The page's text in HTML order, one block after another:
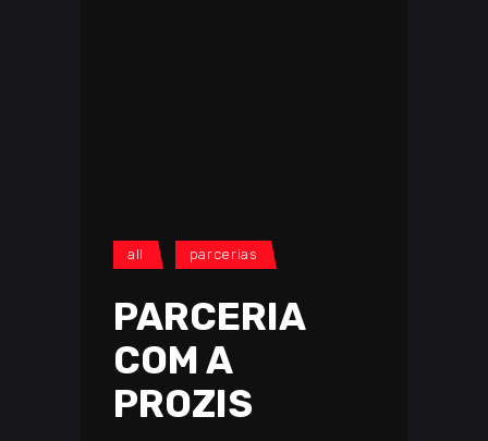
all parcerias
PARCERIA
COM A
PROZIS